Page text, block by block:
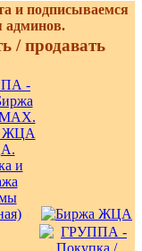
и подписываемся
админов.
/ продавать